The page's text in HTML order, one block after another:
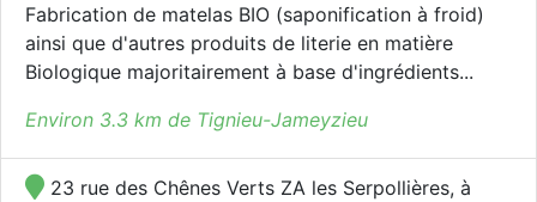
Fabrication de matelas BIO (saponification à froid)
ainsi que d'autres produits de literie en matière
Biologique majoritairement à base d'ingrédients...
Environ 3.3 km de Tignieu-Jameyzieu
23 rue des Chênes Verts ZA les Serpollières, à